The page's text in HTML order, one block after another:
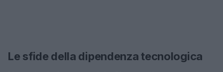
Le sfide della dipendenza tecnologica